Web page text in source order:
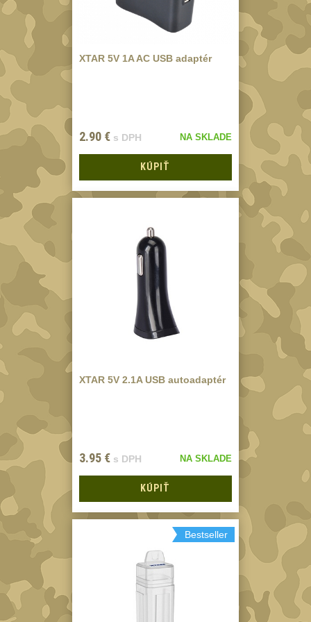
Odhazováky 39
Speciální pouzdra
Speciální pouzdra
II
Speciální pouzdra
Pouzdra na láhev
Pouzdra na toaletní
potřeby
Pouzdra na
lékárničku
Pouzdra na
elektroniku
Pouzdra a kapsy na
suchý zip
Stehenní pouzdra
Puzdrá na mapy
Cestovné púzdra
Peněženky
Doplňky
Ramenní popruhy a
vycpávky
Karabiny a přezky 75
XTAR 5V 1A AC USB adaptér
2.90 € s DPH NA SKLADE
KÚPIŤ
XTAR 5V 2.1A USB autoadaptér
3.95 € s DPH NA SKLADE
KÚPIŤ
Bestseller